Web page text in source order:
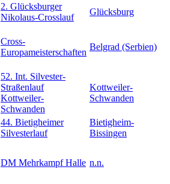
2. Glücksburger
Nikolaus-Crosslauf
Glücksburg
Cross-
Europameisterschaften
Belgrad (Serbien)
52. Int. Silvester-
Straßenlauf
Kottweiler-
Schwanden
Kottweiler-
Schwanden
44. Bietigheimer
Silvesterlauf
Bietigheim-
Bissingen
DM Mehrkampf Halle n.n.